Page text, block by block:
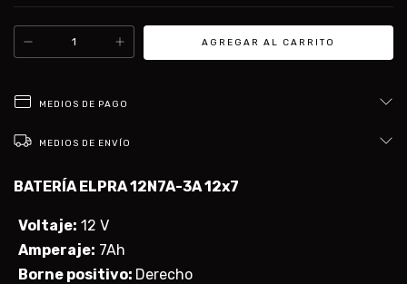
MEDIOS DE PAGO
MEDIOS DE ENVÍO
BATERÍAELPRA 12N7A-3A 12x7
Voltaje: 12 V
Amperaje: 7Ah
Borne positivo: Derecho